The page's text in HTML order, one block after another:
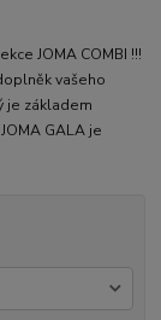
JOMA COMBI !!!
vašeho
je základem
GALA je